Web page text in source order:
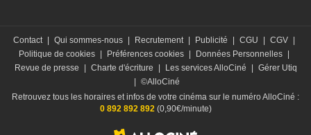
Contact | Qui sommes-nous | Recrutement | Publicité | CGU | CGV |
Politique de cookies | Préférences cookies | Données Personnelles |
Revue de presse
| Charte d'écriture | Les services AlloCiné | Gérer Utiq
| ©AlloCiné
Retrouvez tous les horaires et infos de votre cinéma sur le numéro AlloCiné :
0 892 892 892 (0,90€/minute)